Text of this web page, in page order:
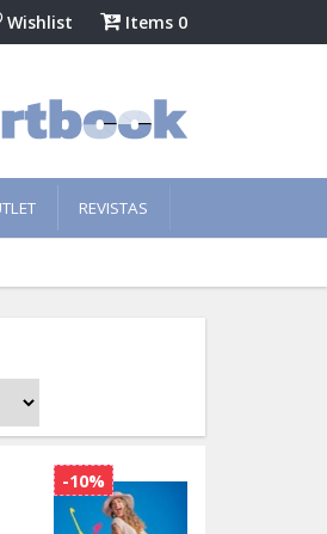
Wishlist Items 0
REVISTAS
-10%